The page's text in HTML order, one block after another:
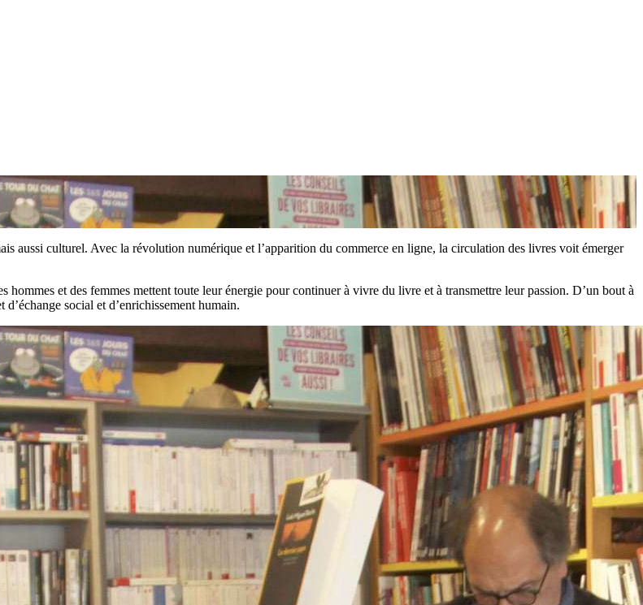
aussi culturel. Avec la révolution numérique et l’apparition du commerce en ligne, la circulation des livres voit émerger
hommes et des femmes mettent toute leur énergie pour continuer à vivre du livre et à transmettre leur passion. D’un bout à
social et d’enrichissement humain.